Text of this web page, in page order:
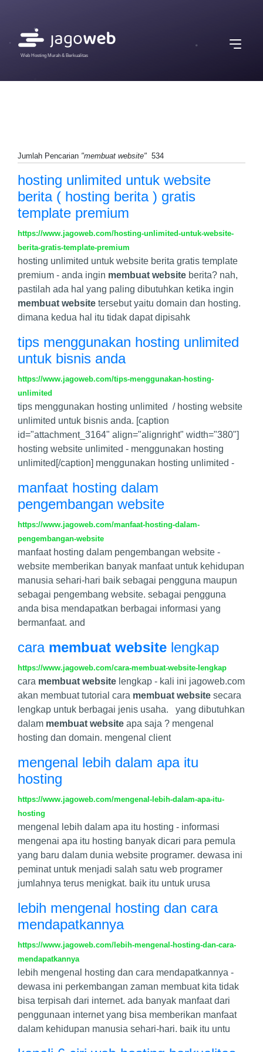
Web Hosting Murah & Berkualitas
Jumlah Pencarian "membuat website" 534
hosting unlimited untuk website
berita ( hosting berita ) gratis
template premium
https://www.jagoweb.com/hosting-unlimited-untuk-website-
berita-gratis-template-premium
hosting unlimited untuk website berita gratis template
premium - anda ingin membuat website berita? nah,
pastilah ada hal yang paling dibutuhkan ketika ingin
membuat website tersebut yaitu domain dan hosting.
dimana kedua hal itu tidak dapat dipisahk
tips menggunakan hosting unlimited
untuk bisnis anda
https://www.jagoweb.com/tips-menggunakan-hosting-
unlimited
tips menggunakan hosting unlimited / hosting website
unlimited untuk bisnis anda. [caption
id="attachment_3164" align="alignright" width="380"]
hosting website unlimited - menggunakan hosting
unlimited[/caption] menggunakan hosting unlimited -
manfaat hosting dalam
pengembangan website
https://www.jagoweb.com/manfaat-hosting-dalam-
pengembangan-website
manfaat hosting dalam pengembangan website -
website memberikan banyak manfaat untuk kehidupan
manusia sehari-hari baik sebagai pengguna maupun
sebagai pengembang website. sebagai pengguna
anda bisa mendapatkan berbagai informasi yang
bermanfaat. and
cara membuat website lengkap
https://www.jagoweb.com/cara-membuat-website-lengkap
cara membuat website lengkap - kali ini jagoweb.com
akan membuat tutorial cara membuat website secara
lengkap untuk berbagai jenis usaha. yang dibutuhkan
dalam membuat website apa saja ? mengenal
hosting dan domain. mengenal client
mengenal lebih dalam apa itu
hosting
https://www.jagoweb.com/mengenal-lebih-dalam-apa-itu-
hosting
mengenal lebih dalam apa itu hosting - informasi
mengenai apa itu hosting banyak dicari para pemula
yang baru dalam dunia website programer. dewasa ini
peminat untuk menjadi salah satu web programer
jumlahnya terus menigkat. baik itu untuk urusa
lebih mengenal hosting dan cara
mendapatkannya
https://www.jagoweb.com/lebih-mengenal-hosting-dan-cara-
mendapatkannya
lebih mengenal hosting dan cara mendapatkannya -
dewasa ini perkembangan zaman membuat kita tidak
bisa terpisah dari internet. ada banyak manfaat dari
penggunaan internet yang bisa memberikan manfaat
dalam kehidupan manusia sehari-hari. baik itu untu